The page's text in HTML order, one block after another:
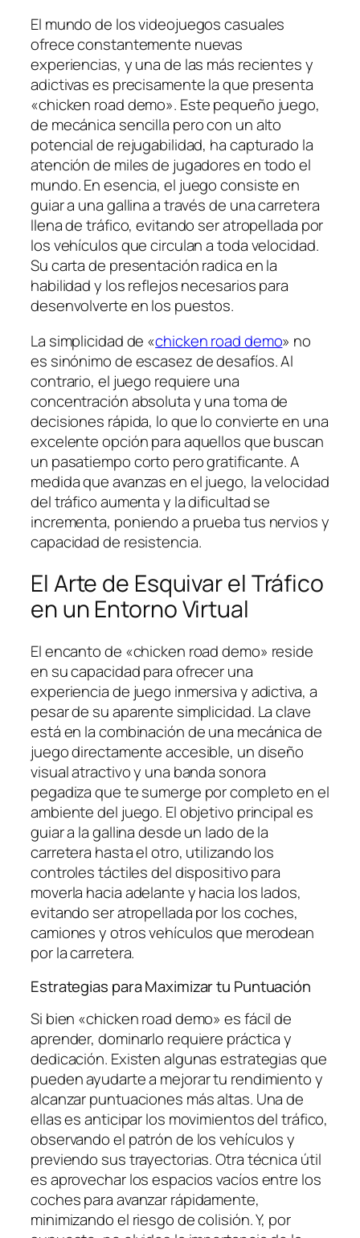
El mundo de los videojuegos casuales
ofrece constantemente nuevas
experiencias, y una de las más recientes y
adictivas es precisamente la que presenta
«chicken road demo». Este pequeño juego,
de mecánica sencilla pero con un alto
potencial de rejugabilidad, ha capturado la
atención de miles de jugadores en todo el
mundo. En esencia, el juego consiste en
guiar a una gallina a través de una carretera
llena de tráfico, evitando ser atropellada por
los vehículos que circulan a toda velocidad.
Su carta de presentación radica en la
habilidad y los reflejos necesarios para
desenvolverte en los puestos.
La simplicidad de «chicken road demo» no
es sinónimo de escasez de desafíos. Al
contrario, el juego requiere una
concentración absoluta y una toma de
decisiones rápida, lo que lo convierte en una
excelente opción para aquellos que buscan
un pasatiempo corto pero gratificante. A
medida que avanzas en el juego, la velocidad
del tráfico aumenta y la dificultad se
incrementa, poniendo a prueba tus nervios y
capacidad de resistencia.
El Arte de Esquivar el Tráfico
en un Entorno Virtual
El encanto de «chicken road demo» reside
en su capacidad para ofrecer una
experiencia de juego inmersiva y adictiva, a
pesar de su aparente simplicidad. La clave
está en la combinación de una mecánica de
juego directamente accesible, un diseño
visual atractivo y una banda sonora
pegadiza que te sumerge por completo en el
ambiente del juego. El objetivo principal es
guiar a la gallina desde un lado de la
carretera hasta el otro, utilizando los
controles táctiles del dispositivo para
moverla hacia adelante y hacia los lados,
evitando ser atropellada por los coches,
camiones y otros vehículos que merodean
por la carretera.
Estrategias para Maximizar tu Puntuación
Si bien «chicken road demo» es fácil de
aprender, dominarlo requiere práctica y
dedicación. Existen algunas estrategias que
pueden ayudarte a mejorar tu rendimiento y
alcanzar puntuaciones más altas. Una de
ellas es anticipar los movimientos del tráfico,
observando el patrón de los vehículos y
previendo sus trayectorias. Otra técnica útil
es aprovechar los espacios vacíos entre los
coches para avanzar rápidamente,
minimizando el riesgo de colisión. Y, por